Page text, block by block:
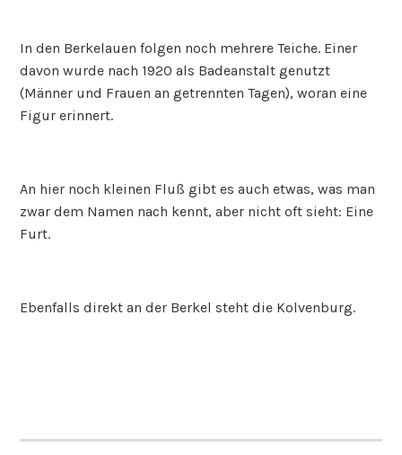
In den Berkelauen folgen noch mehrere Teiche. Einer
davon wurde nach 1920 als Badeanstalt genutzt
(Männer und Frauen an getrennten Tagen), woran eine
Figur erinnert.
An hier noch kleinen Fluß gibt es auch etwas, was man
zwar dem Namen nach kennt, aber nicht oft sieht: Eine
Furt.
Ebenfalls direkt an der Berkel steht die Kolvenburg.